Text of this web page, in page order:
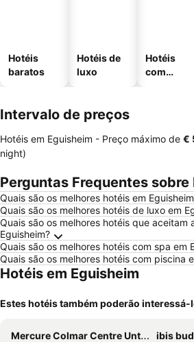
Hotéis
baratos
Hotéis de
luxo
Hotéis
com
Intervalo de preços
Hotéis em Eguisheim - Preço máximo de ‎€
night)
Perguntas Frequentes sobre
Quais são os melhores hotéis em
Quais são os melhores hotéis de luxo em
Quais são os melhores hotéis que aceitam
Eguisheim?
Quais são os melhores hotéis com spa em
Quais são os melhores hotéis com piscina
Hotéis em Eguisheim
Estes hotéis também poderão interessá-
Mercure Colmar Centre Unterlinden
ibis